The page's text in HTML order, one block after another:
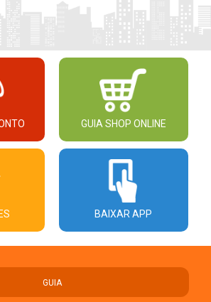
GUIA SHOP ONLINE
BAIXAR APP
GUIA